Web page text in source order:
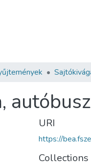
URI
https://
Collections